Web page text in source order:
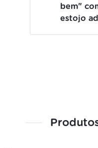
bem"
estojo